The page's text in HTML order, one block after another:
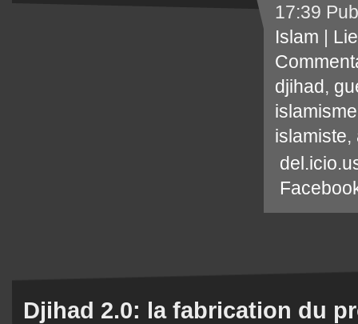
17:39
Islam |
djihad,
islamisme
islamiste,
Djihad 2.0: la fabrication du